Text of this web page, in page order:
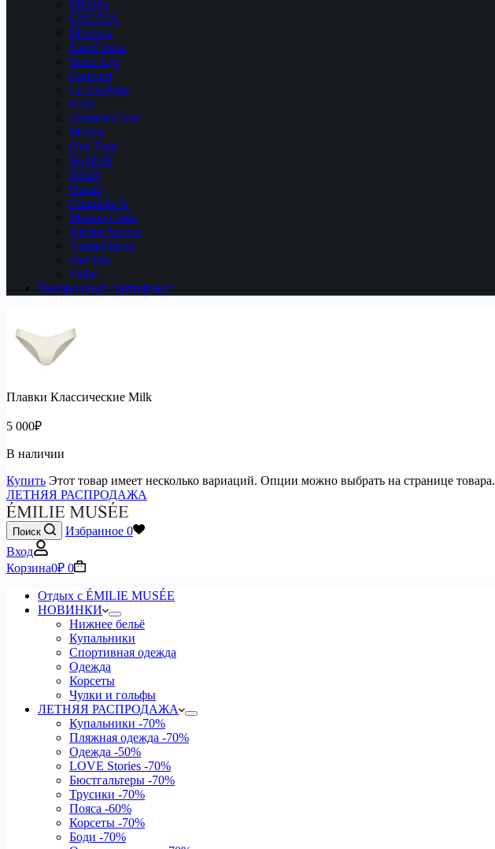
Ellinida
GOCCIA
Moresqa
SandCruise
Bond Eye
Camvari
La Revêche
Poby
Undress Code
Moeva
One Four
Boglietti
DnuD
Opaak
Chantelle X
Maison Close
Atelier Amour
Ysabel Mora
Bye Bra
Falke
Подарочный сертификат
Плавки Классические Milk
5 000₽
В наличии
Купить Этот товар имеет несколько вариаций. Опции можно выбрать на странице товара.
ЛЕТНЯЯ РАСПРОДАЖА
Поиск Избранное 0
Вход
Корзина0₽ 0
Отдых с ÉMILIE MUSÉE
НОВИНКИ
Нижнее бельё
Купальники
Спортивная одежда
Одежда
Корсеты
Чулки и гольфы
ЛЕТНЯЯ РАСПРОДАЖА
Купальники -70%
Пляжная одежда -70%
Одежда -50%
LOVE Stories -70%
Бюстгальтеры -70%
Трусики -70%
Пояса -60%
Корсеты -70%
Боди -70%